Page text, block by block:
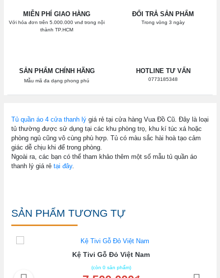
MIỄN PHÍ GIAO HÀNG
Với hóa đơn trên 5.000.000 vnđ trong nội
thành TP.HCM
ĐỔI TRẢ SẢN PHẨM
Trong vòng 3 ngày
SẢN PHẨM CHÍNH HÃNG
Mẫu mã đa dạng phong phú
HOTLINE TƯ VẤN
0773185348
Tủ quần áo 4 cửa thanh lý giá rẻ tại cửa hàng Vua Đồ Cũ. Đây là loại
tủ thường được sử dụng tại các khu phòng trọ, khu kí túc xá hoặc
phòng ngủ cũng vô cùng phù hợp. Tủ có màu sắc hài hoà tạo cảm
giác dễ chịu khi để trong phòng.
Ngoài ra, các bạn có thể tham khảo thêm một số mẫu tủ quần áo
thanh lý giá rẻ tại đây.
SẢN PHẨM TƯƠNG TỰ
Kệ Tivi Gỗ Đỏ Việt Nam
(còn 0 sản phẩm)